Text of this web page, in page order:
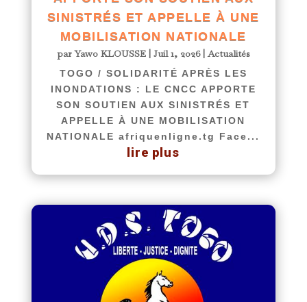
SINISTRÉS ET APPELLE À UNE
MOBILISATION NATIONALE
parYawo KLOUSSE| Juil 1, 2026|Actualités
TOGO / SOLIDARITÉ APRÈS LES
INONDATIONS : LE CNCC APPORTE
SON SOUTIEN AUX SINISTRÉS ET
APPELLE À UNE MOBILISATION
NATIONALE afriquenligne.tg Face...
lire plus